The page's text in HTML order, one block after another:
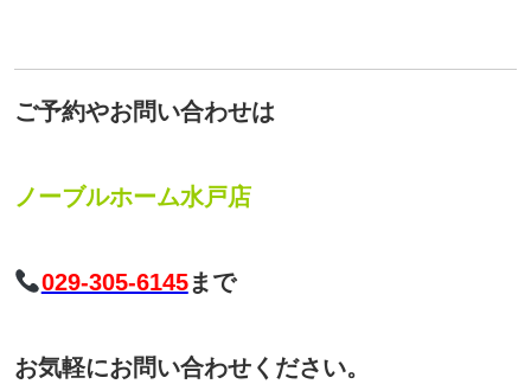
ご予約やお問い合わせは
ノーブルホーム水戸店
029-305-6145まで
お気軽にお問い合わせください。